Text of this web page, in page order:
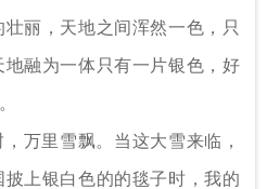
丽，天地之间浑然一色，只
融为一体只有一片银色，好
万里雪飘。当这大雪来临，
上银白色的的毯子时，我的